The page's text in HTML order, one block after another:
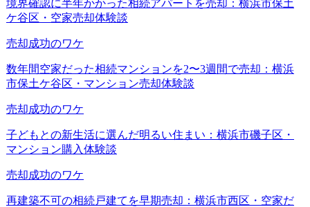
また、産休や育休で一時的に無収入になったり、自営業者
で売上が落ち込んだりすると、返済資金に窮することがあ
ります。
このような収入減少が発生した場合、以下の対処が重要に
なります。
ケース①生活費の削減：
無駄な支出を徹底的に見直し、食費や光熱費、通信費など